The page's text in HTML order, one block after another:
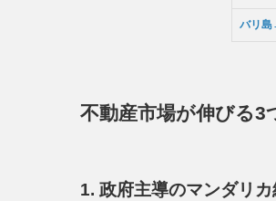
バリ島
不動産市場が伸びる3
1. 政府主導のマンダリ